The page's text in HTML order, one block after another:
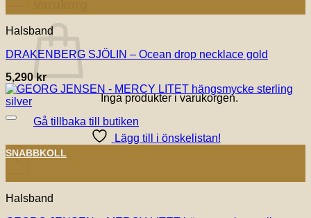
Inga produkter i varukorgen.
Gå tillbaka till butiken
Halsband
DRAKENBERG SJÖLIN – Ocean drop necklace gold
5,290kr
Lägg till i önskelistan!
+
SNABBKOLL
Halsband